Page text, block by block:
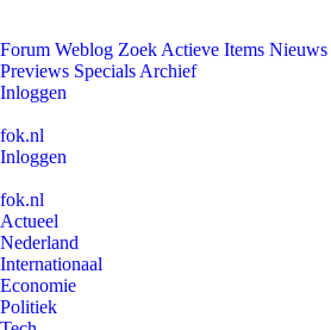
Forum Weblog Zoek Actieve Items Nieuws
Previews Specials Archief
Inloggen
fok.nl
Inloggen
fok.nl
Actueel
Nederland
Internationaal
Economie
Politiek